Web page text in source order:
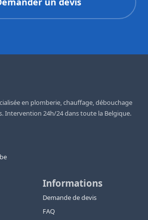
en plomberie, chauffage, débouchage
Intervention 24h/24 dans toute la Belgique.
Informations
Demande de devis
FAQ